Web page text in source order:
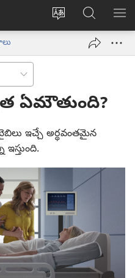
సైట్
మార్చండి
లాగిన్
(కొత్త
ఓపెన్‌
JW.ORGలో
వెదకండి
ఏమౌతుంది?
ఇచ్చే అర్థవంతమైన